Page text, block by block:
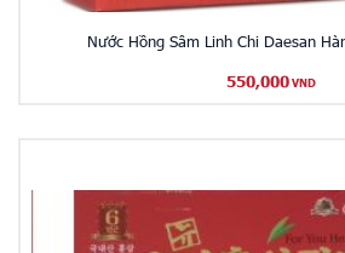
Nước Hồng Sâm Linh Chi Daesan
550,000 VND